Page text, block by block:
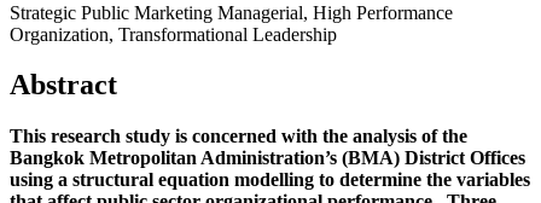
Strategic Public Marketing Managerial, High Performance
Organization, Transformational Leadership
Abstract
This research study is concerned with the analysis of the
Bangkok Metropolitan Administration’s (BMA) District Offices
using a structural equation modelling to determine the variables